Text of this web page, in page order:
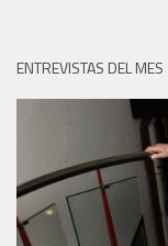
ENTREVISTAS DEL MES